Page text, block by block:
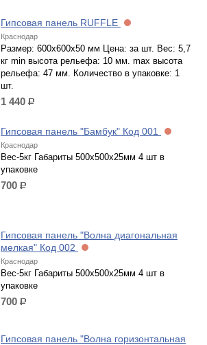
Гипсовая панель RUFFLE
Краснодар
Размер: 600x600x50 мм Цена: за шт. Вес: 5,7
кг min высота рельефа: 10 мм. max высота
рельефа: 47 мм. Количество в упаковке: 1
шт.
1 440 р.
Гипсовая панель "Бамбук" Код 001
Краснодар
Вес-5кг Габариты 500х500х25мм 4 шт в
упаковке
700 р.
Гипсовая панель "Волна диагональная
мелкая" Код 002
Краснодар
Вес-5кг Габариты 500х500х25мм 4 шт в
упаковке
700 р.
Гипсовая панель "Волна горизонтальная